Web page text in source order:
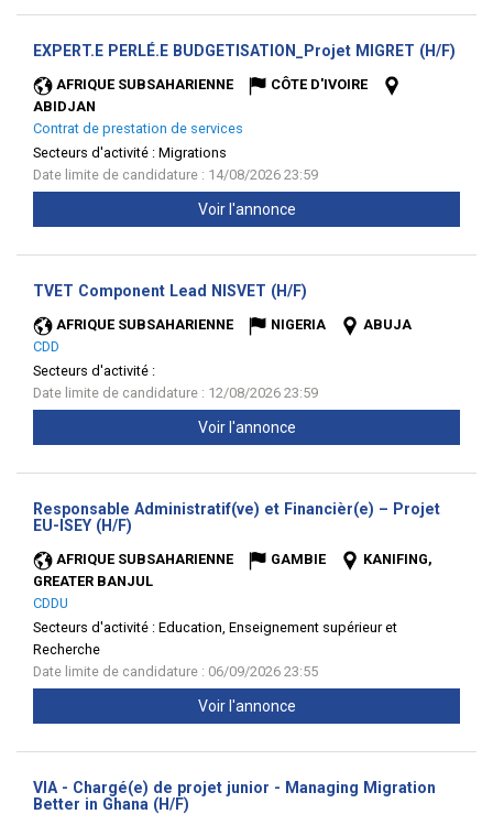
EXPERT.E PERLÉ.E BUDGETISATION_Projet MIGRET (H/F)
AFRIQUE SUBSAHARIENNE
CÔTE D'IVOIRE
ABIDJAN
Contrat de prestation de services
Secteurs d'activité : Migrations
Date limite de candidature : 14/08/2026 23:59
Voir l'annonce
TVET Component Lead NISVET (H/F)
AFRIQUE SUBSAHARIENNE NIGERIA
ABUJA
CDD
Secteurs d'activité :
Date limite de candidature : 12/08/2026 23:59
Voir l'annonce
Responsable Administratif(ve) et Financièr(e) – Projet
EU-ISEY (H/F)
AFRIQUE SUBSAHARIENNE GAMBIE
KANIFING,
GREATER BANJUL
CDDU
Secteurs d'activité : Education, Enseignement supérieur et
Recherche
Date limite de candidature : 06/09/2026 23:55
Voir l'annonce
VIA - Chargé(e) de projet junior - Managing Migration
Better in Ghana (H/F)